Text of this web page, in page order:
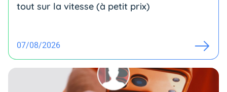
tout sur la vitesse (à petit prix)
07/08/2026